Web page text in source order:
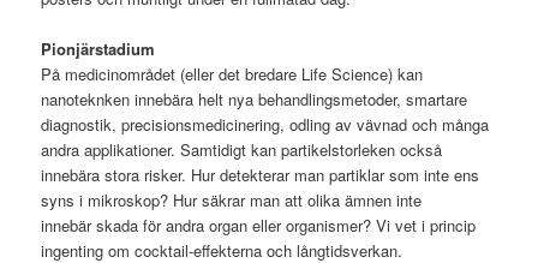
Pionjärstadium
På medicinområdet (eller det bredare Life Science) kan
nanoteknken innebära helt nya behandlingsmetoder, smartare
diagnostik, precisionsmedicinering, odling av vävnad och många
andra applikationer. Samtidigt kan partikelstorleken också
innebära stora risker. Hur detekterar man partiklar som inte ens
syns i mikroskop? Hur säkrar man att olika ämnen inte
innebär skada för andra organ eller organismer? Vi vet i princip
ingenting om cocktail-effekterna och långtidsverkan.